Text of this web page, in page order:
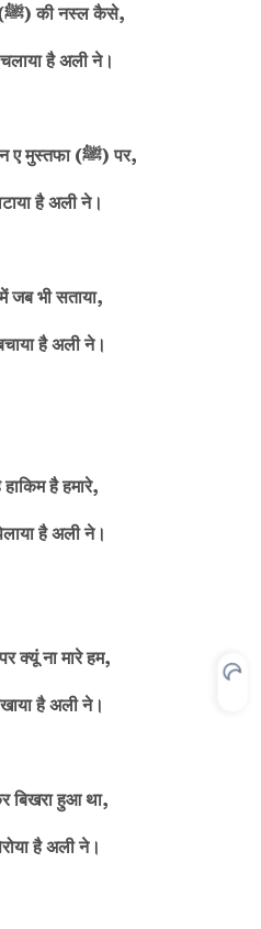
मिटेगी मुस्तफा (ﷺ) की नस्ल कैसे,
है अली ने।
फिदा करने को दीन ए मुस्तफा (ﷺ) पर,
है अली ने।
जब भी सताया,
है अली ने।
हाकिम है हमारे,
है अली ने।
क्यूं ना मारे हम,
है अली ने।
बिखरा हुआ था,
है अली ने।